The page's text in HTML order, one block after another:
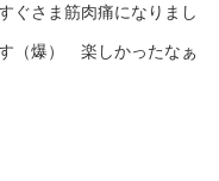
さま筋肉痛になりまし
（爆） 楽しかったなぁ